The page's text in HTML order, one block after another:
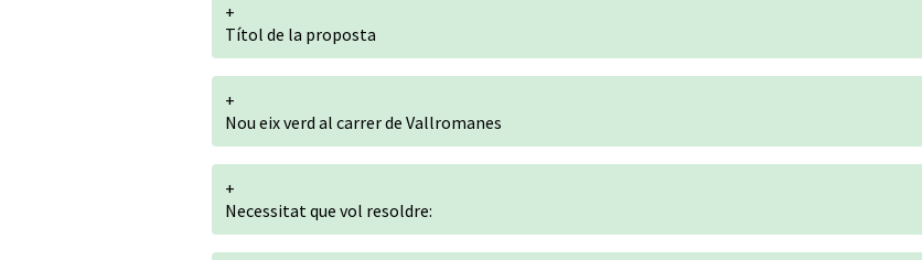
+
Títol de la proposta
+
Nou eix verd al carrer de Vallromanes
+
Necessitat que vol resoldre: